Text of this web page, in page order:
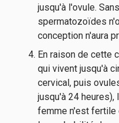
jusqu'à l'ovule.
spermatozoïdes
conception n'aura
En raison de cette
qui vivent jusqu'à
cervical, puis
jusqu'à 24 heures),
femme n'est fertile